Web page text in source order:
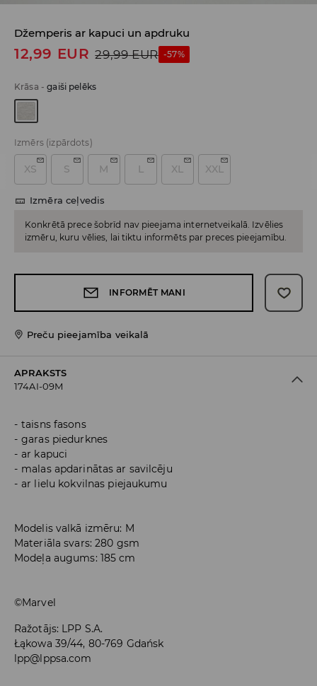
Džemperis ar kapuci un apdruku
12,99 EUR 29,99 EUR -57%
Krāsa -gaiši pelēks
Izmērs (izpārdots)
XS S M L XL XXL
Izmēra ceļvedis
Konkrētā prece šobrīd nav pieejama internetveikalā. Izvēlies
izmēru, kuru vēlies, lai tiktu informēts par preces pieejamību.
INFORMĒT MANI
Preču pieejamība veikalā
APRAKSTS
174AI-09M
taisns fasons
garas piedurknes
ar kapuci
malas apdarinātas ar savilcēju
ar lielu kokvilnas piejaukumu
Modelis valkā izmēru: M
Materiāla svars: 280 gsm
Modeļa augums: 185 cm
©Marvel
Ražotājs: LPP S.A.
Łąkowa 39/44, 80-769 Gdańsk
lpp@lppsa.com